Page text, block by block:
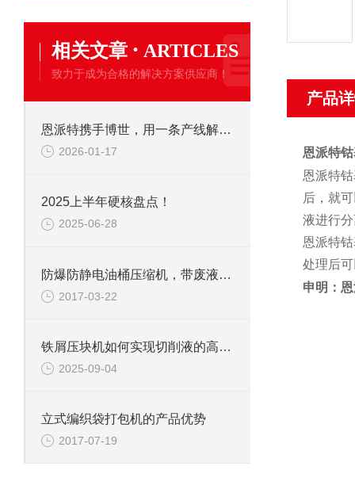
相关文章 · ARTICLES
致力于成为合格的解决方案供应商！
恩派特携手博世，用一条产线解决环保+成本两大难题！
2026-01-17
2025上半年硬核盘点！
2025-06-28
防爆防静电油桶压缩机，带废液收集系统
2017-03-22
铁屑压块机如何实现切削液的高效回收？
2025-09-04
立式编织袋打包机的产品优势
2017-07-19
产品
恩派特
恩派特
后，就
液进行
恩派特
处理后
申明：